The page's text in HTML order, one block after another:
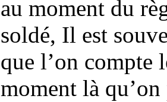
au moment du
soldé, Il est
que l’on compte
moment là